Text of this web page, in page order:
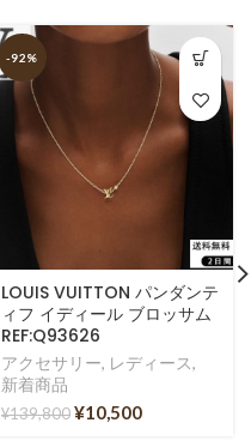
-92%
LOUIS VUITTON パンダンテ
ィフ イディール ブロッサム
REF:Q93626
アクセサリー, レディース,
新着商品
¥139,800¥10,500